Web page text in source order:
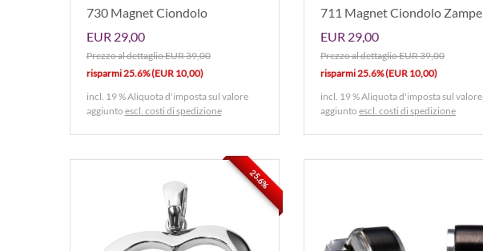
730 Magnet Ciondolo
EUR 29,00
Prezzo al dettaglio EUR 39,00
risparmi 25.6% (EUR 10,00)
incl. 19 % Aliquota d'imposta sul valore
aggiunto escl. costi di spedizione
711 Magnet Ciondolo Zampe
EUR 29,00
Prezzo al dettaglio EUR 39,00
risparmi 25.6% (EUR 10,00)
incl. 19 % Aliquota d'imposta sul valore
aggiunto escl. costi di spedizione
25.6%